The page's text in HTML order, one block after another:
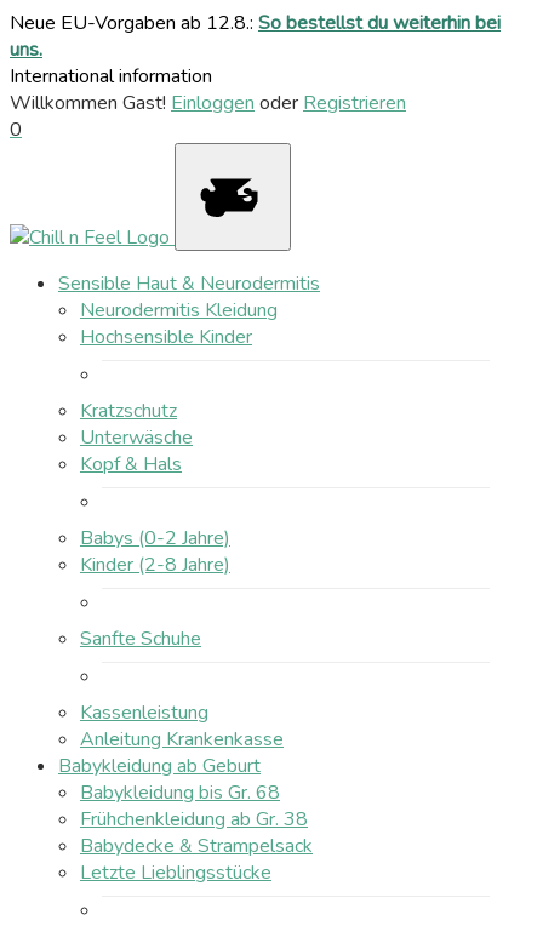
Neue EU-Vorgaben ab 12.8.: So bestellst du weiterhin bei
uns.
International information
Willkommen Gast! Einloggen oder Registrieren
0
Sensible Haut & Neurodermitis
Neurodermitis Kleidung
Hochsensible Kinder
Kratzschutz
Unterwäsche
Kopf & Hals
Babys (0-2 Jahre)
Kinder (2-8 Jahre)
Sanfte Schuhe
Kassenleistung
Anleitung Krankenkasse
Babykleidung ab Geburt
Babykleidung bis Gr. 68
Frühchenkleidung ab Gr. 38
Babydecke & Strampelsack
Letzte Lieblingsstücke